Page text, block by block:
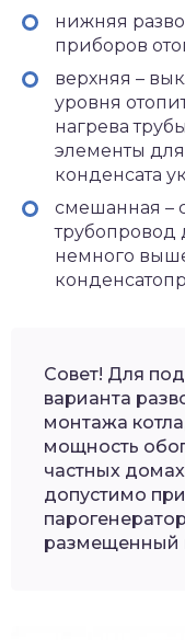
нижняя
приборов
верхняя –
уровня
нагрева
элементы
конденсата
смешанная –
трубопровод
немного
Совет! Для
варианта
монтажа
мощность
частных домах
допустимо
размещенный